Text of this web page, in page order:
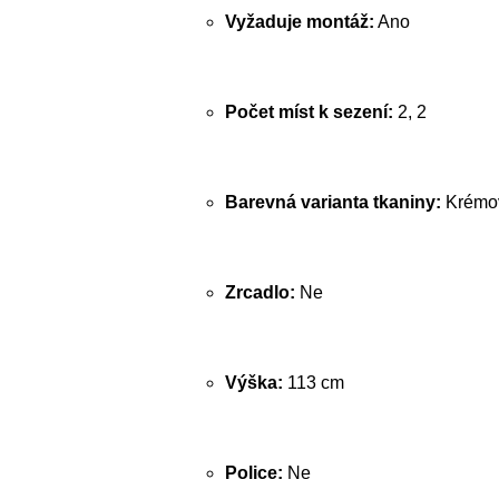
Vyžaduje montáž: Ano
Počet míst k sezení: 2, 2
Barevná varianta tkaniny:
Zrcadlo: Ne
Výška: 113 cm
Police: Ne